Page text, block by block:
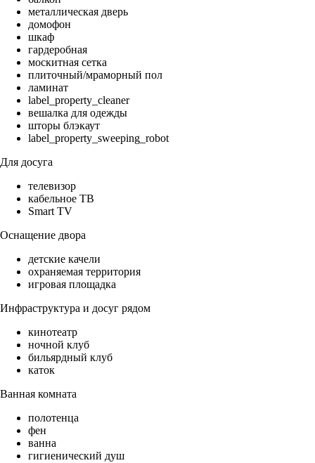
металлическая дверь
домофон
шкаф
гардеробная
москитная сетка
плиточный/мраморный пол
ламинат
label_property_cleaner
вешалка для одежды
шторы блэкаут
label_property_sweeping_robot
Для досуга
телевизор
кабельное ТВ
Smart TV
Оснащение двора
детские качели
охраняемая территория
игровая площадка
Инфраструктура и досуг рядом
кинотеатр
ночной клуб
бильярдный клуб
каток
Ванная комната
полотенца
фен
ванна
гигиенический душ